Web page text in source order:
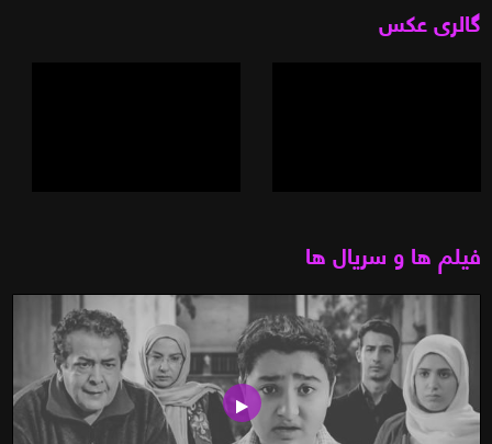
گالری عکس
فیلم ها و سریال ها